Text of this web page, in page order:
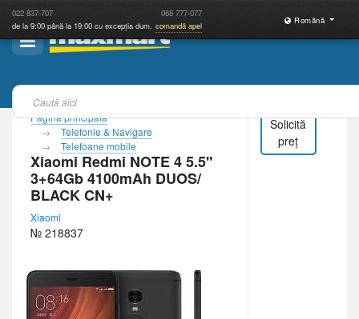
022 837-707 068 777-077
de la 9:00 până la 19:00 cu excepția dum. comandă apel
Română
Pagina principală
Telefonie & Navigare
Telefoane mobile
Xiaomi Redmi NOTE 4 5.5"
3+64Gb 4100mAh DUOS/
BLACK CN+
Xiaomi
№ 218837
Solicită
preț